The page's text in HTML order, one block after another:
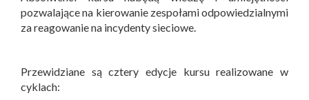
pozwalające na kierowanie zespołami odpowiedzialnymi
za reagowanie na incydenty sieciowe.
Przewidziane są cztery edycje kursu realizowane w
cyklach: